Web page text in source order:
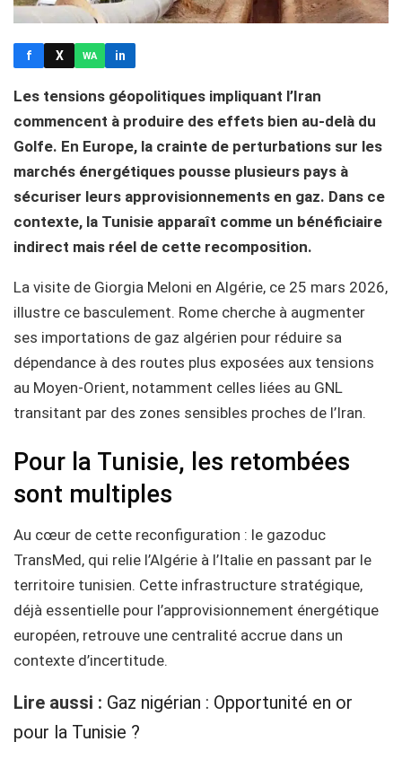
f X WA in
Les tensions géopolitiques impliquant l’Iran
commencent à produire des effets bien au-delà du
Golfe. En Europe, la crainte de perturbations sur les
marchés énergétiques pousse plusieurs pays à
sécuriser leurs approvisionnements en gaz. Dans ce
contexte, la Tunisie apparaît comme un bénéficiaire
indirect mais réel de cette recomposition.
La visite de Giorgia Meloni en Algérie, ce 25 mars 2026,
illustre ce basculement. Rome cherche à augmenter
ses importations de gaz algérien pour réduire sa
dépendance à des routes plus exposées aux tensions
au Moyen-Orient, notamment celles liées au GNL
transitant par des zones sensibles proches de l’Iran.
Pour la Tunisie, les retombées
sont multiples
Au cœur de cette reconfiguration : le gazoduc
TransMed, qui relie l’Algérie à l’Italie en passant par le
territoire tunisien. Cette infrastructure stratégique,
déjà essentielle pour l’approvisionnement énergétique
européen, retrouve une centralité accrue dans un
contexte d’incertitude.
Lire aussi : Gaz nigérian : Opportunité en or
pour la Tunisie ?